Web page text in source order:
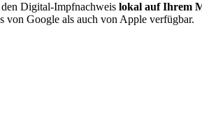
Digital-Impfnachweis lokal auf Ihrem
von Google als auch von Apple verfügbar.